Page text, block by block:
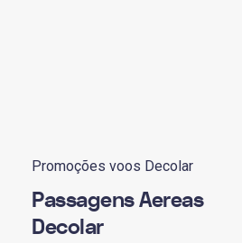
Promoções voos Decolar
Passagens Aereas
Decolar